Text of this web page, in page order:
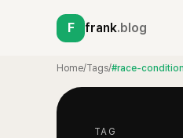
F frank.blog
Home/Tags/#race-condition
TAG